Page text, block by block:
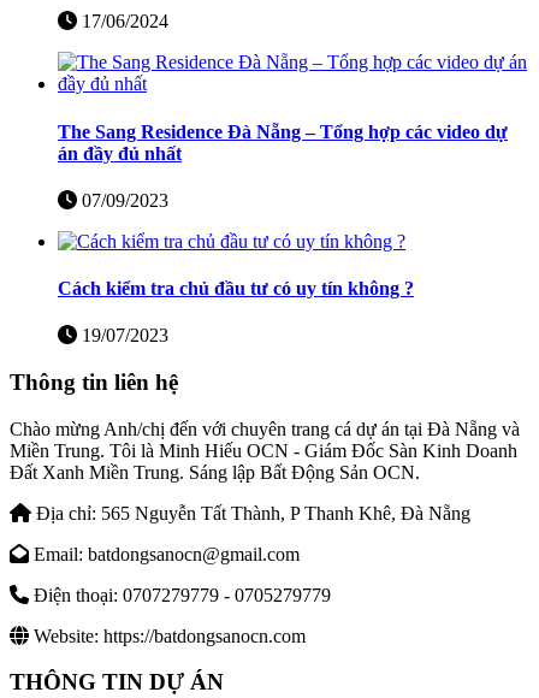
17/06/2024
The Sang Residence Đà Nẵng – Tổng hợp các video dự
án đầy đủ nhất
07/09/2023
Cách kiểm tra chủ đầu tư có uy tín không ?
19/07/2023
Thông tin liên hệ
Chào mừng Anh/chị đến với chuyên trang cá dự án tại Đà Nẵng và
Miền Trung. Tôi là Minh Hiếu OCN - Giám Đốc Sàn Kinh Doanh
Đất Xanh Miền Trung. Sáng lập Bất Động Sản OCN.
Địa chỉ: 565 Nguyễn Tất Thành, P Thanh Khê, Đà Nẵng
Email: batdongsanocn@gmail.com
Điện thoại: 0707279779 - 0705279779
Website: https://batdongsanocn.com
THÔNG TIN DỰ ÁN